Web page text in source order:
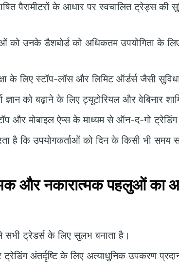
पैरामीटरों के आधार पर स्वचालित ट्रेड्स की
को उनके डैशबोर्ड को अधिकतम उपयोगिता के
के लिए स्टॉप-लॉस और लिमिट ऑर्डर्स जैसी
ज्ञान को बढ़ाने के लिए ट्यूटोरियल और वेबिनार
और मोबाइल ऐप्स के माध्यम से ऑन-द-गो
है कि उपयोगकर्ताओं को दिन के किसी भी समय
और नकारात्मक पहलुओं का
ट्रेडर्स के लिए सुलभ बनाता है।
ट्रेडिंग अंतर्दृष्टि के लिए अत्याधुनिक उपकरण